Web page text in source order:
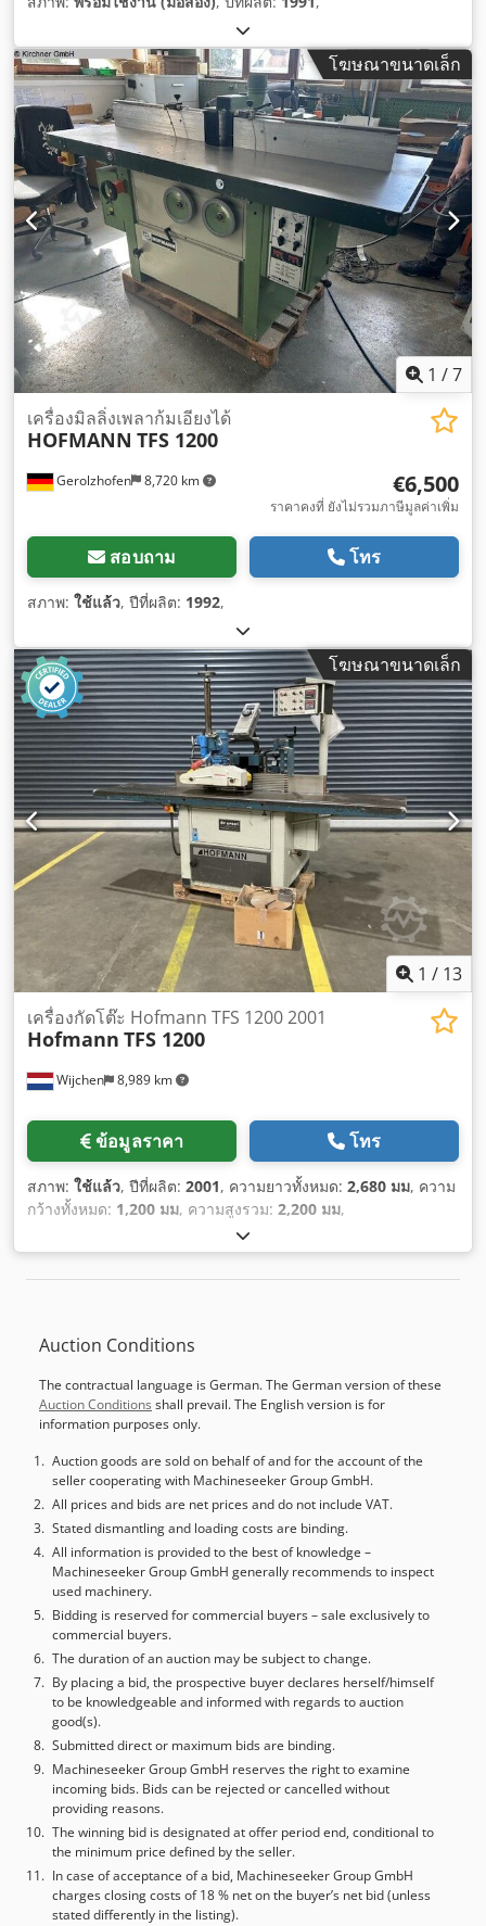
โฆษณาขนาดเล็ก
1 /7
Gerolzhofen 8,720 km
เครื่องมิลลิ่งเพลาก้มเอียงได้
HOFMANN TFS 1200
€6,500
ราคาคงที่ ยังไม่รวมภาษีมูลค่าเพิ่ม
สอบถาม โทร
สภาพ: ใช้แล้ว, ปีที่ผลิต: 1992,
โฆษณาขนาดเล็ก
1 / 13
Wijchen 8,989 km
เครื่องกัดโต๊ะ Hofmann TFS 1200 2001
Hofmann TFS 1200
ข้อมูลราคา โทร
สภาพ: ใช้แล้ว, ปีที่ผลิต: 2001, ความยาวทั้งหมด: 2,680 มม, ความ
กว้างทั้งหมด: 1,200 มม, ความสูงรวม: 2,200 มม,
Auction Conditions
The contractual language is German. The German version of these
Auction Conditions shall prevail. The English version is for
information purposes only.
Auction goods are sold on behalf of and for the account of the
seller cooperating with Machineseeker Group GmbH.
All prices and bids are net prices and do not include VAT.
Stated dismantling and loading costs are binding.
All information is provided to the best of knowledge –
Machineseeker Group GmbH generally recommends to inspect
used machinery.
Bidding is reserved for commercial buyers – sale exclusively to
commercial buyers.
The duration of an auction may be subject to change.
By placing a bid, the prospective buyer declares herself/himself
to be knowledgeable and informed with regards to auction
good(s).
Submitted direct or maximum bids are binding.
Machineseeker Group GmbH reserves the right to examine
incoming bids. Bids can be rejected or cancelled without
providing reasons.
The winning bid is designated at offer period end, conditional to
the minimum price defined by the seller.
In case of acceptance of a bid, Machineseeker Group GmbH
charges closing costs of 18 % net on the buyer’s net bid (unless
stated differently in the listing).